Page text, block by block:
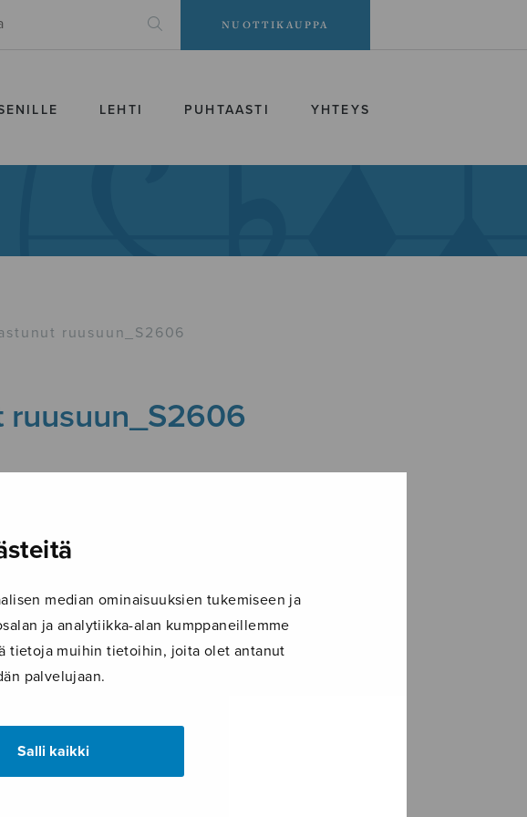
median ominaisuuksien tukemiseen ja
ja analytiikka-alan kumppaneillemme
tietoja muihin tietoihin, joita olet antanut
palvelujaan.
Salli kaikki
NUOTTIKAUPPA
LEHTI PUHTAASTI YHTEYS
ruusuun_S2606
ruusuun_S2606